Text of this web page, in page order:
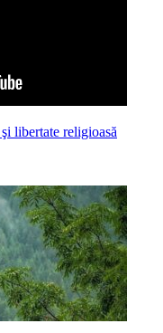
libertate religioasă